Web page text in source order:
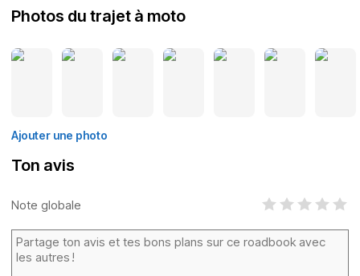
Photos du trajet à moto
Ajouter une photo
Ton avis
Note globale